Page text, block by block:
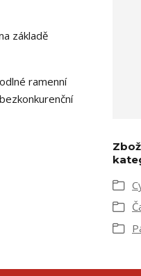
základě
ramenní